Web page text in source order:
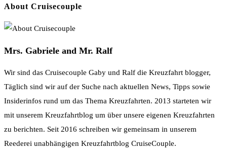
der
About Cruisecouple
Mrs. Gabriele and Mr. Ralf
Wir sind das Cruisecouple Gaby und Ralf die Kreuzfahrt blogger,
Täglich sind wir auf der Suche nach aktuellen News, Tipps sowie
Insiderinfos rund um das Thema Kreuzfahrten. 2013 starteten wir
mit unserem Kreuzfahrtblog um über unsere eigenen Kreuzfahrten
zu berichten. Seit 2016 schreiben wir gemeinsam in unserem
Reederei unabhängigen Kreuzfahrtblog CruiseCouple.